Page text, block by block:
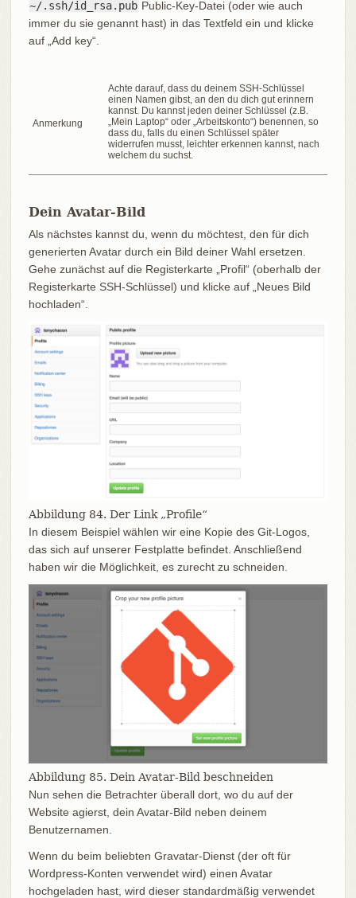
~/.ssh/id_rsa.pub Public-Key-Datei (oder wie auch
immer du sie genannt hast) in das Textfeld ein und klicke
auf „Add key“.
Anmerkung
Achte darauf, dass du deinem SSH-Schlüssel
einen Namen gibst, an den du dich gut erinnern
kannst. Du kannst jeden deiner Schlüssel (z.B.
„Mein Laptop“ oder „Arbeitskonto“) benennen, so
dass du, falls du einen Schlüssel später
widerrufen musst, leichter erkennen kannst, nach
welchem du suchst.
Dein Avatar-Bild
Als nächstes kannst du, wenn du möchtest, den für dich
generierten Avatar durch ein Bild deiner Wahl ersetzen.
Gehe zunächst auf die Registerkarte „Profil“ (oberhalb der
Registerkarte SSH-Schlüssel) und klicke auf „Neues Bild
hochladen“.
Abbildung 84. Der Link „Profile“
In diesem Beispiel wählen wir eine Kopie des Git-Logos,
das sich auf unserer Festplatte befindet. Anschließend
haben wir die Möglichkeit, es zurecht zu schneiden.
Abbildung 85. Dein Avatar-Bild beschneiden
Nun sehen die Betrachter überall dort, wo du auf der
Website agierst, dein Avatar-Bild neben deinem
Benutzernamen.
Wenn du beim beliebten Gravatar-Dienst (der oft für
Wordpress-Konten verwendet wird) einen Avatar
hochgeladen hast, wird dieser standardmäßig verwendet